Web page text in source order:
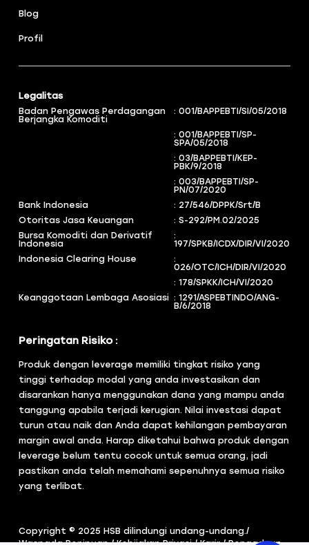
Blog
Profil
Legalitas
Badan Pengawas Perdagangan
Berjangka Komoditi
: 001/BAPPEBTI/SI/05/2018
: 001/BAPPEBTI/SP-
SPA/05/2018
: 03/BAPPEBTI/KEP-
PBK/9/2018
: 003/BAPPEBTI/SP-
PN/07/2020
Bank Indonesia
: 27/546/DPPK/Srt/B
Otoritas Jasa Keuangan
: S-292/PM.02/2025
Bursa Komoditi dan Derivatif
Indonesia
:
197/SPKB/ICDX/DIR/VI/2020
Indonesia Clearing House
:
026/OTC/ICH/DIR/VI/2020
: 178/SPKK/ICH/VI/2020
Keanggotaan Lembaga Asosiasi : 1291/ASPEBTINDO/ANG-
B/6/2018
Peringatan Risiko :
Produk dengan leverage memiliki tingkat risiko yang
tinggi terhadap modal yang anda investasikan dan
disarankan hanya menggunakan dana yang mampu anda
tanggung apabila terjadi kerugian. Nilai investasi dapat
turun atau naik dan Anda dapat kehilangan pembayaran
margin awal anda. Harap diketahui bahwa produk dengan
leverage belum tentu cocok untuk semua orang, jadi
pastikan anda telah memahami sepenuhnya semua risiko
yang terlibat.
Copyright © 2025 HSB dilindungi undang-undang./